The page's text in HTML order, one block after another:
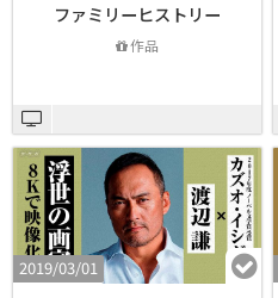
ファミリーヒストリー
作品
2019/03/01